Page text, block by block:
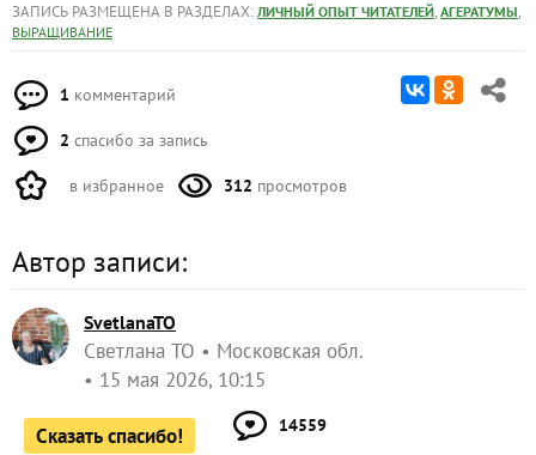
ЗАПИСЬ РАЗМЕЩЕНА В РАЗДЕЛАХ: ЛИЧНЫЙ ОПЫТ ЧИТАТЕЛЕЙ, АГЕРАТУМЫ,
ВЫРАЩИВАНИЕ
1 комментарий
2 спасибо за запись
в избранное 312 просмотров
Автор записи:
SvetlanaTO
Светлана ТО
Московская обл.
15 мая 2026, 10:15
Сказать спасибо! 14559